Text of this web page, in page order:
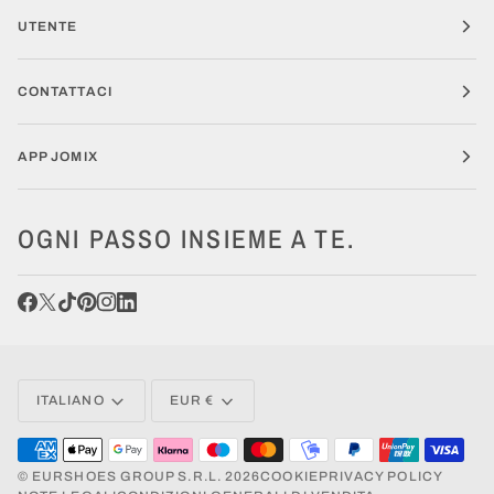
UTENTE
CONTATTACI
APP JOMIX
OGNI PASSO INSIEME A TE.
LINGUA
ITALIANO VALUTA
EUR €
© EURSHOES GROUP S.R.L. 2026COOKIEPRIVACY POLICY